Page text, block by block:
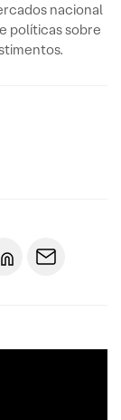
nacional
políticas sobre